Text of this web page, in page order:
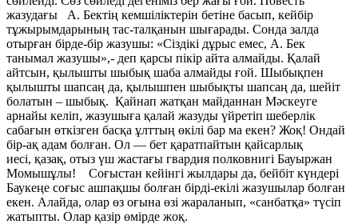
жазудағы А. Бектің кемшіліктерін бетіне басып, кейбір
тұжырымдарының тас-талқанын шығарады. Сонда залда
отырған бірде-бір жазушы: «Сіздікі дұрыс емес, А. Бек
танымал жазушы»,- деп қарсы пікір айта алмайды. Қалай
айтсын, қылышты шыбық шаба алмайды ғой. Шыбықпен
қылышты шапсаң да, қылышпен шыбықты шапсаң да, шейіт
болатын – шыбық. Қайнап жатқан майданнан Мәскеуге
арнайы келіп, жазушыға қалай жазуды үйретіп шеберлік
сабағын өткізген басқа ұлттың өкілі бар ма екен? Жоқ! Ондай
бір-ақ адам болған. Ол — бет қаратпайтын қайсарлық
иесі, қазақ, отыз үш жастағы гвардия полковнигі Бауыржан
Момышұлы! Соғыстан кейінгі жылдары да, бейбіт күндері
Баукеңе соғыс ашпақшы болған бірді-екілі жазушылар болған
екен. Алайда, олар өз оғына өзі жараланып, «санбатқа» түсіп
жатыпты. Олар қазір өмірде жоқ.